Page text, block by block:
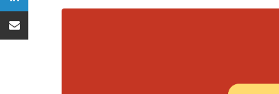
Condividi via email